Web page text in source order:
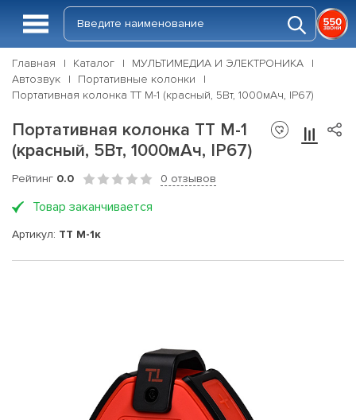
Главная Каталог
МУЛЬТИМЕДИА И ЭЛЕКТРОНИКА
Автозвук
Портативные колонки
Портативная колонка ТТ М-1 (красный, 5Вт, 1000мАч, IP67)
Портативная колонка ТТ М-1
(красный, 5Вт, 1000мАч, IP67)
Рейтинг 0.0 0 отзывов
Товар заканчивается
Артикул: ТТ М-1к